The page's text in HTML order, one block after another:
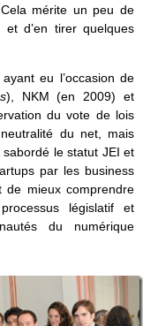
mérite un peu de
et d’en tirer quelques
eu l’occasion de
), NKM (en 2009) et
du vote de lois
du net, mais
le statut JEI et
par les business
de mieux comprendre
législatif et
du numérique